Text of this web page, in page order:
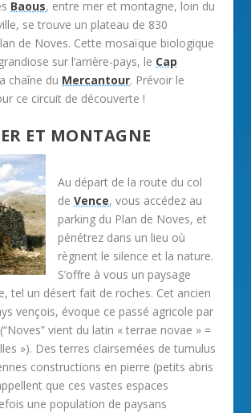
Baous, entre mer et montagne, loin du
se trouve un plateau de 830
de Noves. Cette mosaïque biologique
sur l’arrière-pays, le Cap
chaîne du Mercantour. Prévoir le
ce circuit de découverte !
ET MONTAGNE
Au départ de la route du col
deVence, vous accédez au
parking du Plan de Noves, et
pénétrez dans un lieu où
règnent le silence et la nature.
S’offre à vous un paysage
tel un désert fait de roches. Cet ancien
vençois, évoque ce passé agricole par
vient du latin « terrae novae » =
»). Des terres clairsemées de tumulus
constructions en pierre (petits abris
que ces vastes espaces
une population de paysans